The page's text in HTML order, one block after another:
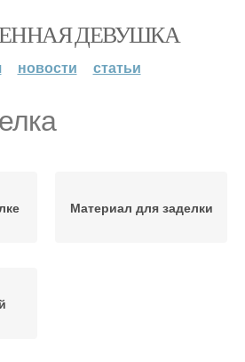
ДЕВУШКА
новости статьи
Материал для заделки